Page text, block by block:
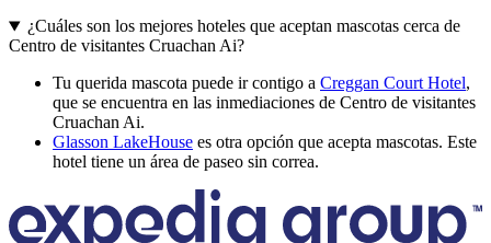
¿Cuáles son los mejores hoteles que aceptan mascotas cerca de
Centro de visitantes Cruachan Ai?
Tu querida mascota puede ir contigo a Creggan Court Hotel,
que se encuentra en las inmediaciones de Centro de visitantes
Cruachan Ai.
Glasson LakeHouse es otra opción que acepta mascotas. Este
hotel tiene un área de paseo sin correa.